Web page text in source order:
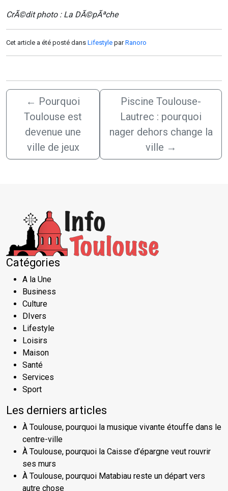
CrÃ©dit photo : La DÃ©pÃªche
Cet article a été posté dans Lifestyle parRanoro
← Pourquoi
Toulouse est
devenue une
ville de jeux
Piscine Toulouse-
Lautrec : pourquoi
nager dehors change la
ville →
Catégories
A la Une
Business
Culture
DIvers
Lifestyle
Loisirs
Maison
Santé
Services
Sport
Les derniers articles
À Toulouse, pourquoi la musique vivante étouffe dans le
centre-ville
À Toulouse, pourquoi la Caisse d’épargne veut rouvrir
ses murs
À Toulouse, pourquoi Matabiau reste un départ vers
autre chose